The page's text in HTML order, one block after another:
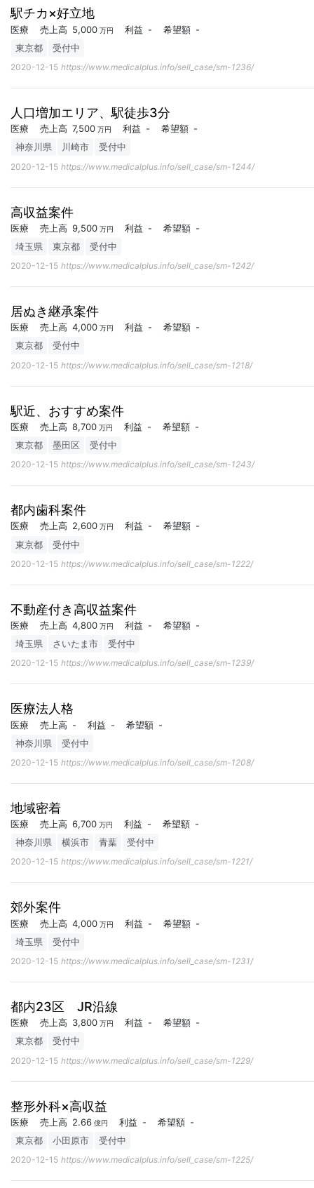
駅チカ×好立地
医療 売上高 5,000 万円 利益 - 希望額 -
東京都
受付中
2020-12-15 https://www.medicalplus.info/sell_case/sm-1236/
人口増加エリア、駅徒歩3分
医療 売上高 7,500 万円 利益 - 希望額 -
神奈川県
川崎市 受付中
2020-12-15 https://www.medicalplus.info/sell_case/sm-1244/
高収益案件
医療 売上高 9,500 万円 利益 - 希望額 -
埼玉県
東京都 受付中
2020-12-15 https://www.medicalplus.info/sell_case/sm-1242/
居ぬき継承案件
医療 売上高 4,000 万円 利益 - 希望額 -
東京都
受付中
2020-12-15 https://www.medicalplus.info/sell_case/sm-1218/
駅近、おすすめ案件
医療 売上高 8,700 万円 利益 - 希望額 -
東京都
墨田区 受付中
2020-12-15 https://www.medicalplus.info/sell_case/sm-1243/
都内歯科案件
医療 売上高 2,600 万円 利益 - 希望額 -
東京都
受付中
2020-12-15 https://www.medicalplus.info/sell_case/sm-1222/
不動産付き高収益案件
医療 売上高 4,800 万円 利益 - 希望額 -
埼玉県
さいたま市 受付中
2020-12-15 https://www.medicalplus.info/sell_case/sm-1239/
医療法人格
医療 売上高 - 利益 - 希望額 -
神奈川県
受付中
2020-12-15 https://www.medicalplus.info/sell_case/sm-1208/
地域密着
医療 売上高 6,700 万円 利益 - 希望額 -
神奈川県
横浜市 青葉 受付中
2020-12-15 https://www.medicalplus.info/sell_case/sm-1221/
郊外案件
医療 売上高 4,000 万円 利益 - 希望額 -
埼玉県
受付中
2020-12-15 https://www.medicalplus.info/sell_case/sm-1231/
都内23区 JR沿線
医療 売上高 3,800 万円 利益 - 希望額 -
東京都
受付中
2020-12-15 https://www.medicalplus.info/sell_case/sm-1229/
整形外科×高収益
医療 売上高 2.66 億円 利益 - 希望額 -
東京都
小田原市 受付中
2020-12-15 https://www.medicalplus.info/sell_case/sm-1225/